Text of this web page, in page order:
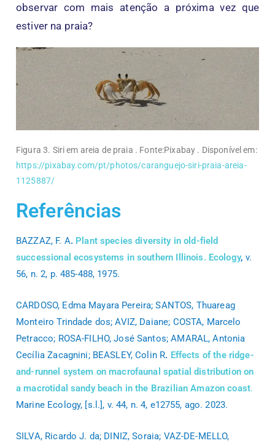
observar com mais atenção a próxima vez que
estiver na praia?
Figura 3. Siri em areia de praia . Fonte:Pixabay . Disponível em:
https://pixabay.com/pt/photos/caranguejo-siri-praia-areia-
1125887/
Referências
BAZZAZ, F. A. Plant species diversity in old-field
successional ecosystems in southern Illinois. Ecology, v.
56, n. 2, p. 485-488, 1975.
CARDOSO, Edma Mayara Pereira; SANTOS, Thuareag
Monteiro Trindade dos; AVIZ, Daiane; COSTA, Marcelo
Petracco; ROSA-FILHO, José Santos; AMARAL, Antonia
Cecília Zacagnini; BEASLEY, Colin R. Effects of the ridge-
and-runnel system on macrofaunal spatial distribution on
a macrotidal sandy beach in the Brazilian Amazon coast.
Marine Ecology, [s.l.], v. 44, n. 4, e12755, ago. 2023.
SILVA, Ricardo J. da; DINIZ, Soraia; VAZ-DE-MELLO,